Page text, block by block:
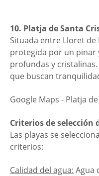
10. Platja de Santa
Situada entre Lloret de
protegida por un pinar
profundas y
que buscan
Google Maps - Platja
Criterios de selección
Las playas se
criterios:
Calidad del agua: Agua